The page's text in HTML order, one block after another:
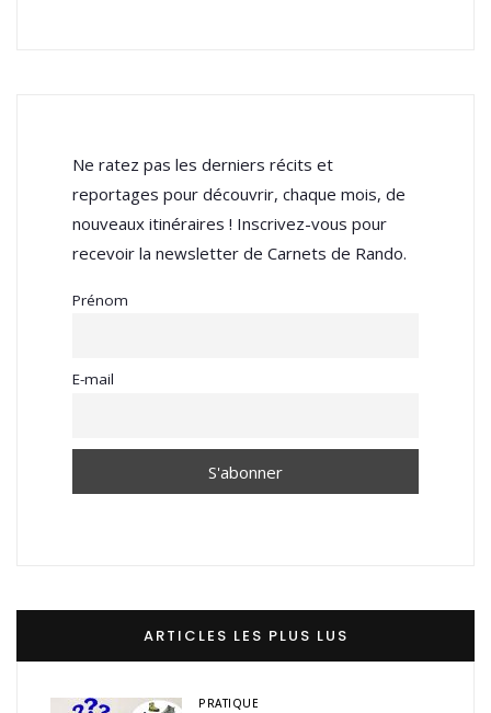
Ne ratez pas les derniers récits et
reportages pour découvrir, chaque mois, de
nouveaux itinéraires ! Inscrivez-vous pour
recevoir la newsletter de Carnets de Rando.
Prénom
E-mail
ARTICLES LES PLUS LUS
PRATIQUE